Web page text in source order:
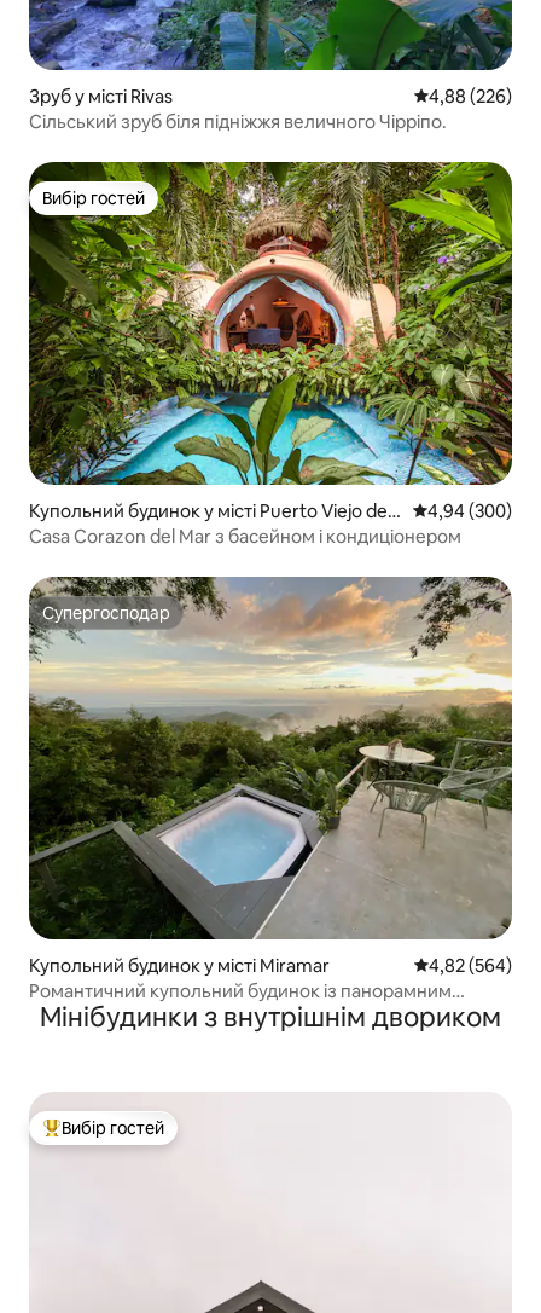
Зруб у місті Rivas Середня
4,88 (226)
Сільський зруб біля підніжжя величного Чірріпо.
Вибір гостей
Вибір гостей
Купольний будинок у місті Puerto Viejo de T
alamanca
Середня
4,94 (300)
Casa Corazon del Mar з басейном і кондиціонером
Супергосподар
Супергосподар
Купольний будинок у місті Miramar Середня
4,82 (564)
Романтичний купольний будинок із панорамним
видом, джакузі та кондиціонером
Мінібудинки з внутрішнім двориком
Топ вибір гостей
Вибір гостей